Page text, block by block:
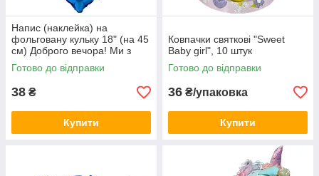
Напис (наклейка) на
фольговану кульку 18" (на 45
см) Доброго вечора! Ми з
України! (будь-який колір)
Готово до відправки
38 ₴
Купити
Ковпачки святкові "Sweet
Baby girl", 10 штук
Готово до відправки
36 ₴/упаковка
Купити